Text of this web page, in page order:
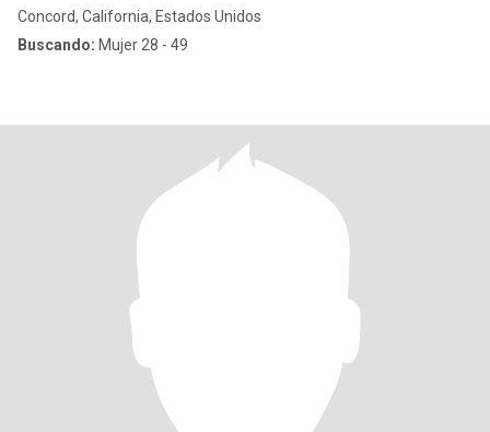
Concord, California, Estados Unidos
Buscando: Mujer 28 - 49